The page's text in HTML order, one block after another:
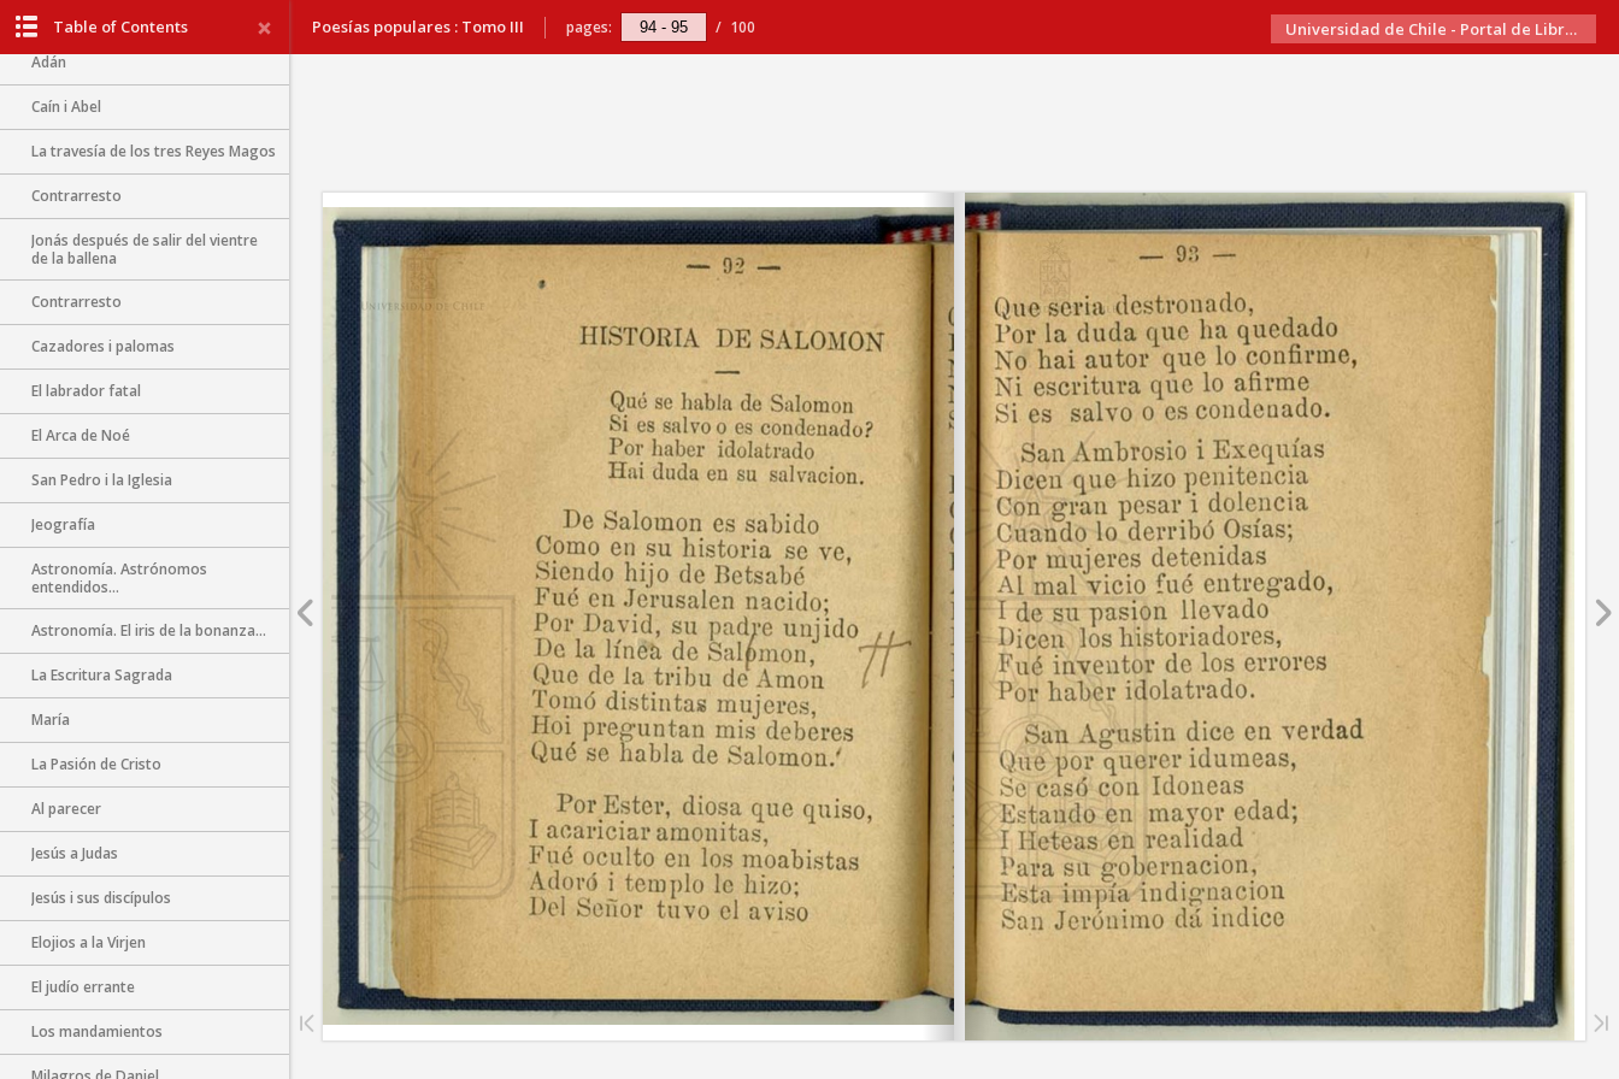
Poesías populares : Tomo III pages: / 100 Universidad de Chile - Portal de Libros Electrónicos
Table of Contents
Un sueño penoso
Adán
Caín i Abel
La travesía de los tres Reyes Magos
Contrarresto
Jonás después de salir del vientre
de la ballena
Contrarresto
Cazadores i palomas
El labrador fatal
El Arca de Noé
San Pedro i la Iglesia
Jeografía
Astronomía. Astrónomos
entendidos...
Astronomía. El iris de la bonanza...
La Escritura Sagrada
María
La Pasión de Cristo
Al parecer
Jesús a Judas
Jesús i sus discípulos
Elojios a la Virjen
El judío errante
Los mandamientos